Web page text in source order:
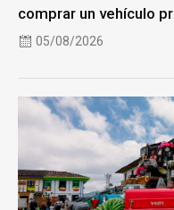
comprar un vehículo
05/08/2026